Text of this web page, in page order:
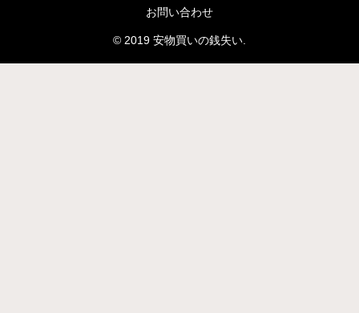
お問い合わせ
© 2019 安物買いの銭失い.